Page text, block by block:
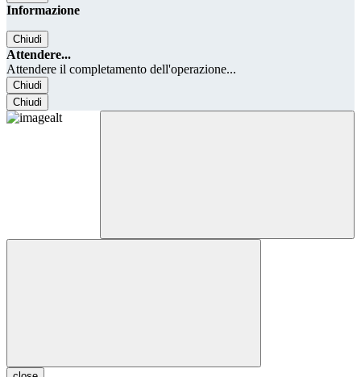
Informazione
Chiudi
Attendere...
Attendere il completamento dell'operazione...
Chiudi
Chiudi